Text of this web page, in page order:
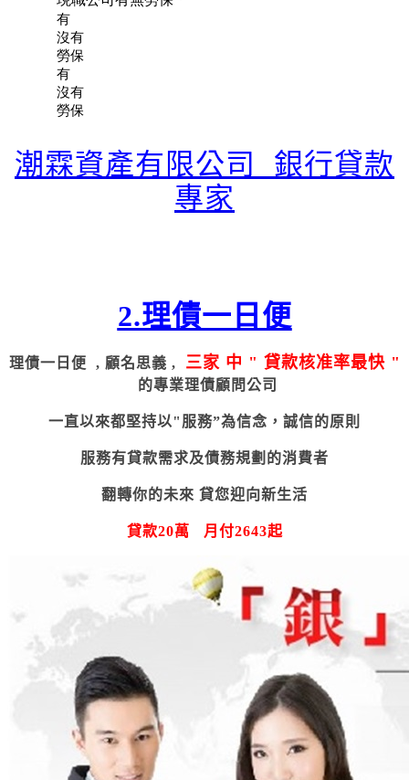
潮霖資產有限公司 銀行貸款
專家
2.理債一日便
理債一日便 , 顧名思義 , 三家 中 " 貸款核准率最快 "
的專業理債顧問公司
一直以來都堅持以"服務”為信念，誠信的原則
服務有貸款需求及債務規劃的消費者
翻轉你的未來 貸您迎向新生活
貸款20萬 月付2643起